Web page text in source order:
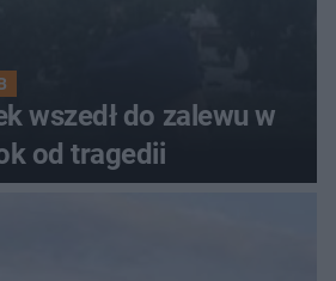
wszedł do zalewu w
od tragedii